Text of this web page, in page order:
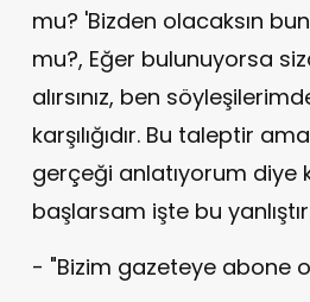
mu? 'Bizden olacaksın
mu?, Eğer bulunuyorsa
alırsınız, ben
karşılığıdır. Bu taleptir
gerçeği anlatıyorum
başlarsam işte bu
- "Bizim gazeteye abone